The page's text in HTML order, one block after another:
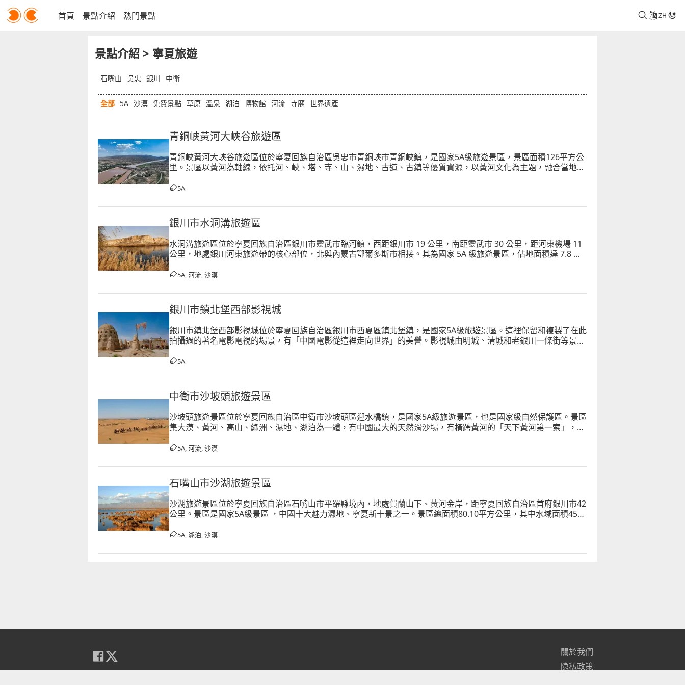
首頁 景點介紹 熱門景點 ZH
景點介紹 > 寧夏旅遊
石嘴山 吳忠 銀川 中衛
全部 5A 沙漠 免費景點 草原 溫泉 湖泊 博物館 河流 寺廟 世界遺產
青銅峽黃河大峽谷旅遊區
青銅峽黃河大峽谷旅遊區位於寧夏回族自治區吳忠市青銅峽市青銅峽鎮，是國家5A級旅遊景區，景區面積126平方公
里。景區以黃河為軸線，依托河、峽、塔、寺、山、濕地、古道、古鎮等優質資源，以黃河文化為主題，融合當地民
5A
銀川市水洞溝旅遊區
水洞溝旅遊區位於寧夏回族自治區銀川市靈武市臨河鎮，西距銀川市 19 公里，南距靈武市 30 公里，距河東機場 11
公里，地處銀川河東旅遊帶的核心部位，北與內蒙古鄂爾多斯市相接。其為國家 5A 級旅遊景區，佔地面積達 7.8 平
5A, 河流, 沙漠
銀川市鎮北堡西部影視城
銀川市鎮北堡西部影視城位於寧夏回族自治區銀川市西夏區鎮北堡鎮，是國家5A級旅遊景區。這裡保留和複製了在此
拍攝過的著名電影電視的場景，有「中國電影從這裡走向世界」的美譽。影視城由明城、清城和老銀川一條街等景點
5A
中衛市沙坡頭旅遊景區
沙坡頭旅遊景區位於寧夏回族自治區中衛市沙坡頭區迎水橋鎮，是國家5A級旅遊景區，也是國家級自然保護區。景區
集大漠、黃河、高山、綠洲、濕地、湖泊為一體，有中國最大的天然滑沙場，有橫跨黃河的「天下黃河第一索」，還
約38公里，寬約5公里
5A, 河流, 沙漠
石嘴山市沙湖旅遊景區
沙湖旅遊景區位於寧夏回族自治區石嘴山市平羅縣境內，地處賀蘭山下、黃河金岸，距寧夏回族自治區首府銀川市42
公里。景區是國家5A級景區 ，中國十大魅力濕地、寧夏新十景之一。景區總面積80.10平方公里，其中水域面積45平
5A, 湖泊, 沙漠
關於我們
隐私政策